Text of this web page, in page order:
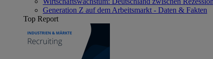
Generation Z auf dem Arbeitsmarkt - Daten & Fakten
Top Report